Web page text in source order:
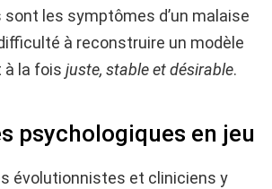
sont les symptômes d’un malaise
à reconstruire un modèle
à la fois juste, stable et désirable.
psychologiques en jeu
évolutionnistes et cliniciens y